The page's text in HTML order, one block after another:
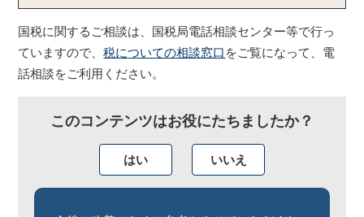
国税に関するご相談は、国税局電話相談センター等で行っ
ていますので、税についての相談窓口 をご覧になって、電
話相談をご利用ください。
このコンテンツはお役にたちましたか？
はい いいえ